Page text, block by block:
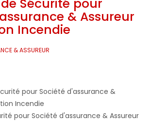
Sécurité pour
& Assureur
Incendie
& ASSUREUR
pour Société d'assurance & Assureur